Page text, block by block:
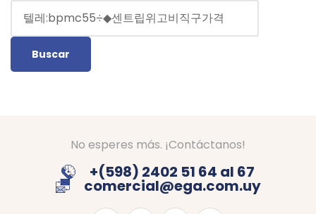
No esperes más. ¡Contáctanos!
+(598) 2402 51 64 al 67
comercial@ega.com.uy